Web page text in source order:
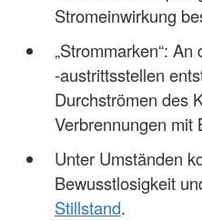
Stromeinwirkung
„Strommarken“:
-austrittsstellen
Durchströmen des
Verbrennungen mit
Unter Umständen
Bewusstlosigkeit
Stillstand.